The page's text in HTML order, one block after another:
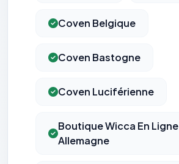
Coven Belgique
Coven Bastogne
Coven Luciférienne
Boutique Wicca En Ligne
Allemagne